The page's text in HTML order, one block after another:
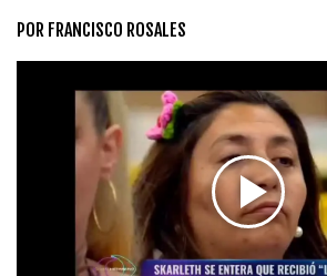
POR FRANCISCO ROSALES